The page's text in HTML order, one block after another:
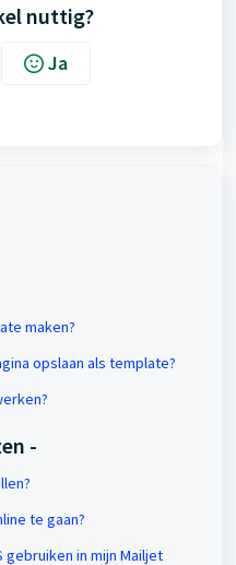
nuttig?
Ja
maken?
opslaan als template?
-
te gaan?
gebruiken in mijn Mailjet